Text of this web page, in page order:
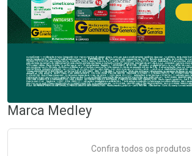
Marca Medley
Confira todos os produtos